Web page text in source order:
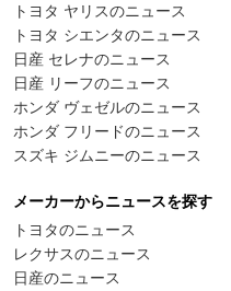
トヨタ ヤリスのニュース
トヨタ シエンタのニュース
日産 セレナのニュース
日産 リーフのニュース
ホンダ ヴェゼルのニュース
ホンダ フリードのニュース
スズキ ジムニーのニュース
メーカーからニュースを探す
トヨタのニュース
レクサスのニュース
日産のニュース